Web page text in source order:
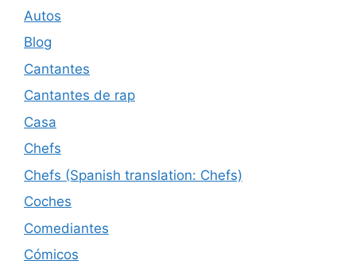
Autos
Blog
Cantantes
Cantantes de rap
Casa
Chefs
Chefs (Spanish translation: Chefs)
Coches
Comediantes
Cómicos